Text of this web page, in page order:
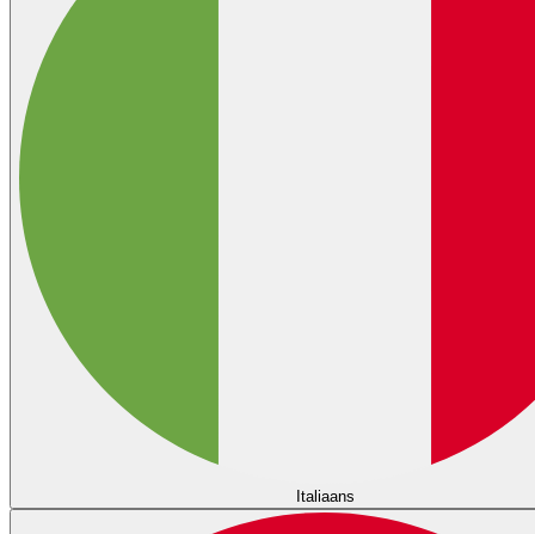
Italiaans